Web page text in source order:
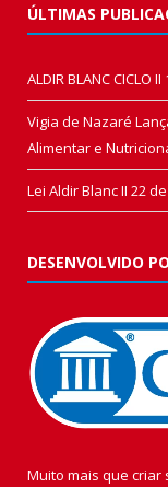
ÚLTIMAS
ALDIR BLANC CICLO II
Vigia de Nazaré
Alimentar e
Lei Aldir Blanc II 22
DESENVOLVIDO
Muito mais que criar